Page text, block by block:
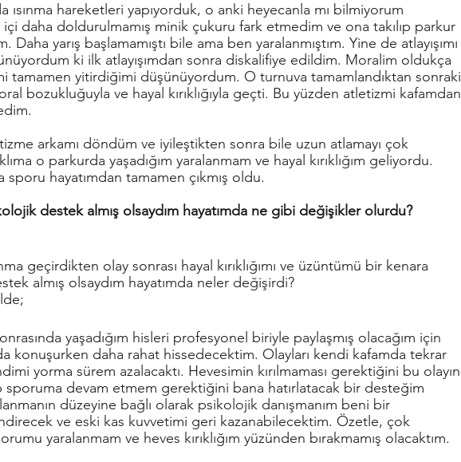
ısınma hareketleri yapıyorduk, o anki heyecanla mı bilmiyorum
daha doldurulmamış minik çukuru fark etmedim ve ona takılıp parkur
Daha yarış başlamamıştı bile ama ben yaralanmıştım. Yine de atlayışımı
ki ilk atlayışımdan sonra diskalifiye edildim. Moralim oldukça
tamamen yitirdiğimi düşünüyordum. O turnuva tamamlandıktan sonraki
bozukluğuyla ve hayal kırıklığıyla geçti. Bu yüzden atletizmi kafamdan
arkamı döndüm ve iyileştikten sonra bile uzun atlamayı çok
o parkurda yaşadığım yaralanmam ve hayal kırıklığım geliyordu.
hayatımdan tamamen çıkmış oldu.
destek almış olsaydım hayatımda ne gibi değişikler olurdu?
geçirdikten olay sonrası hayal kırıklığımı ve üzüntümü bir kenara
almış olsaydım hayatımda neler değişirdi?
yaşadığım hisleri profesyonel biriyle paylaşmış olacağım için
konuşurken daha rahat hissedecektim. Olayları kendi kafamda tekrar
yorma sürem azalacaktı. Hevesimin kırılmaması gerektiğini bu olayın
sporuma devam etmem gerektiğini bana hatırlatacak bir desteğim
düzeyine bağlı olarak psikolojik danışmanım beni bir
ve eski kas kuvvetimi geri kazanabilecektim. Özetle, çok
yaralanmam ve heves kırıklığım yüzünden bırakmamış olacaktım.